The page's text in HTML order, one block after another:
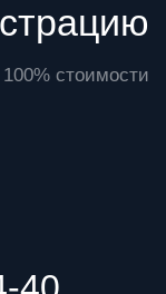
стоимости